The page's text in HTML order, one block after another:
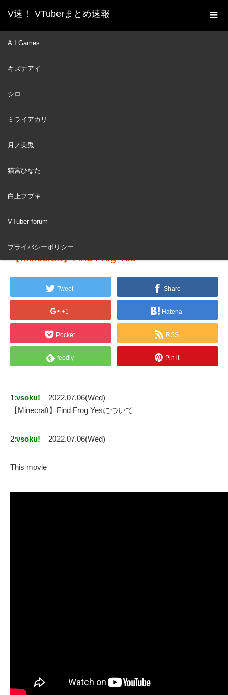
V速！ VTuberまとめ速報
A.I.Games
キズナアイ
シロ
ミライアカリ
月ノ美兎
猫宮ひなた
白上フブキ
VTuber forum
プライバシーポリシー
ホーム
新着動画一覧
07
【Minecraft】Find Frog Yes
Tweet Share
+1 Hatena
Pocket RSS
feedly Pin it
1:vsoku!
2022.07.06(Wed)
【Minecraft】Find Frog Yesについて
2:vsoku! 2022.07.06(Wed)
This movie